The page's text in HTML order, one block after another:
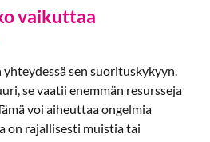
vaikuttaa
sen suorituskykyyn.
se vaatii enemmän resursseja
voi aiheuttaa ongelmia
on rajallisesti muistia tai